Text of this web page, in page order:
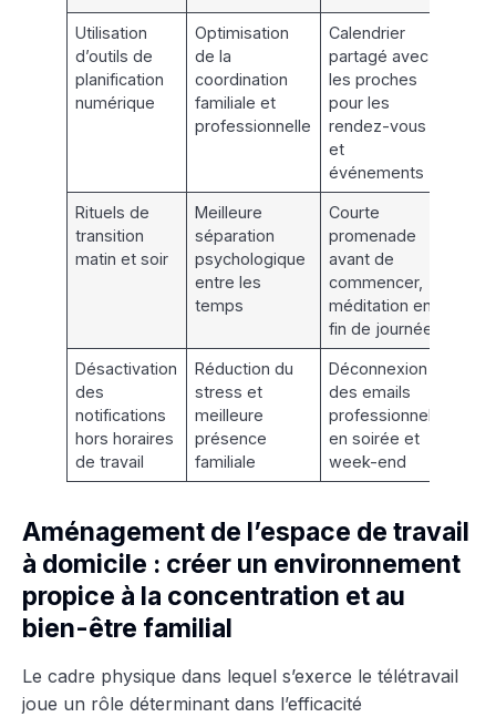
Utilisation
d’outils de
planification
numérique
Optimisation
de la
coordination
familiale et
professionnelle
Calendrier
partagé avec
les proches
pour les
rendez-vous
et
événements
Rituels de
transition
matin et soir
Meilleure
séparation
psychologique
entre les
temps
Courte
promenade
avant de
commencer,
méditation en
fin de journée
Désactivation
des
notifications
hors horaires
de travail
Réduction du
stress et
meilleure
présence
familiale
Déconnexion
des emails
professionnels
en soirée et
week-end
Aménagement de l’espace de travail
à domicile : créer un environnement
propice à la concentration et au
bien-être familial
Le cadre physique dans lequel s’exerce le télétravail
joue un rôle déterminant dans l’efficacité